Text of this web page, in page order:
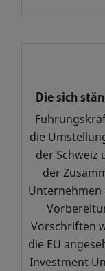
Wir
und
Ich
Die sich
die
der Schweiz
der
Unternehmen
Vorschriften
die EU
Investment